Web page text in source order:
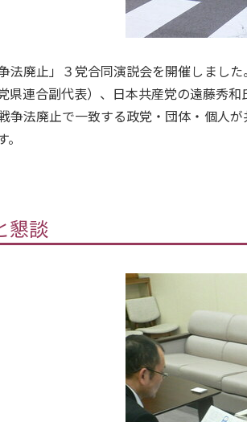
法廃止」３党合同演説会を開催しまし
県連合副代表）、日本共産党の遠藤秀和
争法廃止で一致する政党・団体・個人
懇談